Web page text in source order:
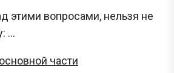
этими вопросами, нельзя не
...
части